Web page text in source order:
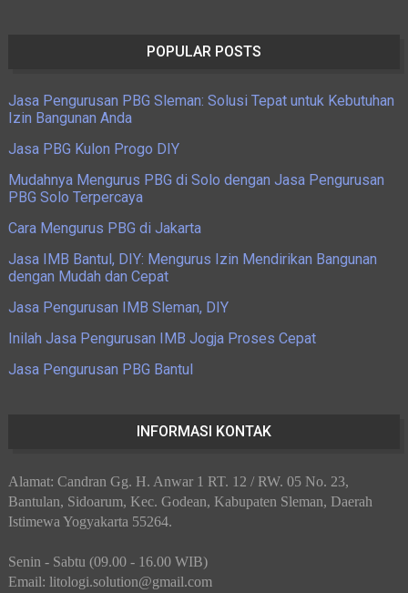
POPULAR POSTS
Jasa Pengurusan PBG Sleman: Solusi Tepat untuk Kebutuhan
Izin Bangunan Anda
Jasa PBG Kulon Progo DIY
Mudahnya Mengurus PBG di Solo dengan Jasa Pengurusan
PBG Solo Terpercaya
Cara Mengurus PBG di Jakarta
Jasa IMB Bantul, DIY: Mengurus Izin Mendirikan Bangunan
dengan Mudah dan Cepat
Jasa Pengurusan IMB Sleman, DIY
Inilah Jasa Pengurusan IMB Jogja Proses Cepat
Jasa Pengurusan PBG Bantul
INFORMASI KONTAK
Alamat: Candran Gg. H. Anwar 1 RT. 12 / RW. 05 No. 23,
Bantulan, Sidoarum, Kec. Godean, Kabupaten Sleman, Daerah
Istimewa Yogyakarta 55264.
Senin - Sabtu (09.00 - 16.00 WIB)
Email: litologi.solution@gmail.com